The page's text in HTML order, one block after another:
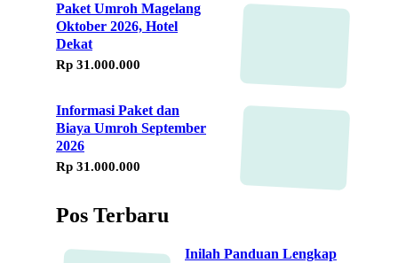
Paket Umroh Magelang
Oktober 2026, Hotel
Dekat
Rp 31.000.000
Informasi Paket dan
Biaya Umroh September
2026
Rp 31.000.000
Pos Terbaru
Inilah Panduan Lengkap